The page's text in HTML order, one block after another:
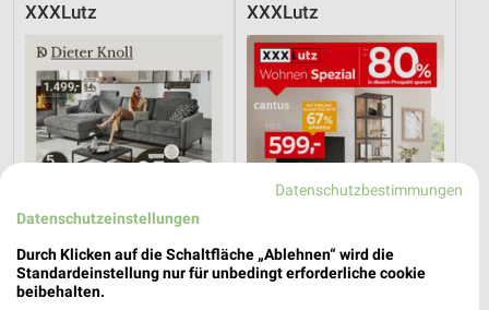
XXXLutz XXXLutz
Datenschutzbestimmungen
Datenschutzeinstellungen
Durch Klicken auf die Schaltfläche „Ablehnen“ wird die
Standardeinstellung nur für unbedingt erforderliche cookie
beibehalten.